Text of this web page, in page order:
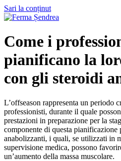
Sari la conținut
Come i
pianificano la
con gli steroidi
L’offseason rappresenta un periodo
professionisti, durante il quale
prestazioni in preparazione per la
componente di questa pianificazione
anabolizzanti, i quali, se utilizzati in
supervisione medica, possono
un’aumento della massa muscolare.